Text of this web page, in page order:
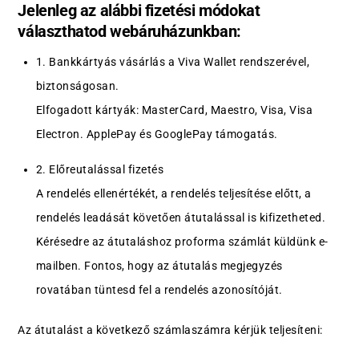
Jelenleg az alábbi fizetési módokat
választhatod webáruházunkban:
1. Bankkártyás vásárlás a Viva Wallet rendszerével,
biztonságosan.
Elfogadott kártyák: MasterCard, Maestro, Visa, Visa
Electron. ApplePay és GooglePay támogatás.
2. Előreutalással fizetés
A rendelés ellenértékét, a rendelés teljesítése előtt, a
rendelés leadását követően átutalással is kifizetheted.
Kérésedre az átutaláshoz proforma számlát küldünk e-
mailben. Fontos, hogy az átutalás megjegyzés
rovatában tüntesd fel a rendelés azonosítóját.
Az átutalást a következő számlaszámra kérjük teljesíteni: